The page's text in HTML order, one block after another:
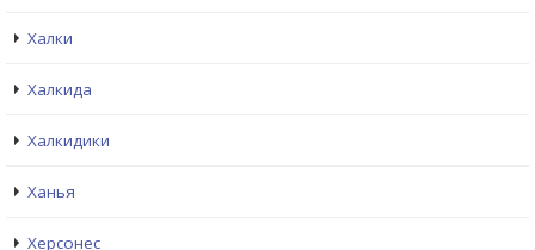
Халки
Халкида
Халкидики
Ханья
Херсонес